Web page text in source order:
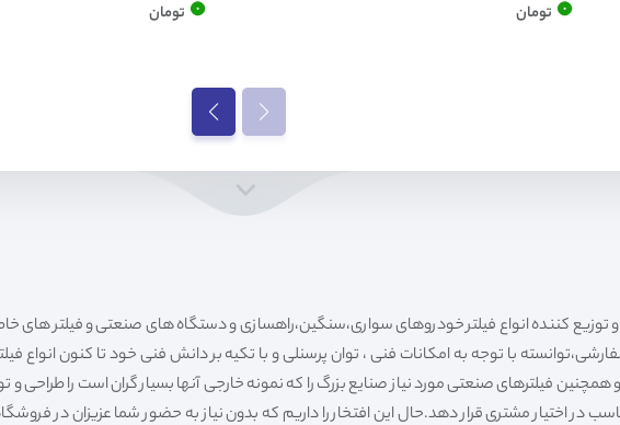
0 تومان 0 تومان
با توجه به امکانات فنی ، توان پرسنلی و با تکیه بر دانش فنی خود تا کنون انواع
فیلترهای صنعتی مورد نیاز صنایع بزرگ را که نمونه خارجی آنها بسیار گران است را طراحی و
در اختیار مشتری قرار دهد.حال این افتخار را داریم که بدون نیاز به حضور شما عزیزان در